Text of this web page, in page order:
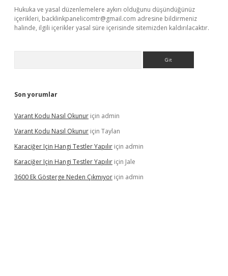
Hukuka ve yasal düzenlemelere aykırı olduğunu düşündüğünüz
içerikleri, backlinkpanelicomtr@gmail.com adresine bildirmeniz
halinde, ilgili içerikler yasal süre içerisinde sitemizden kaldırılacaktır.
Son yorumlar
Varant Kodu Nasıl Okunur için admin
Varant Kodu Nasıl Okunur için Taylan
Karaciğer Için Hangi Testler Yapılır için admin
Karaciğer Için Hangi Testler Yapılır için Jale
3600 Ek Gösterge Neden Çıkmıyor için admin